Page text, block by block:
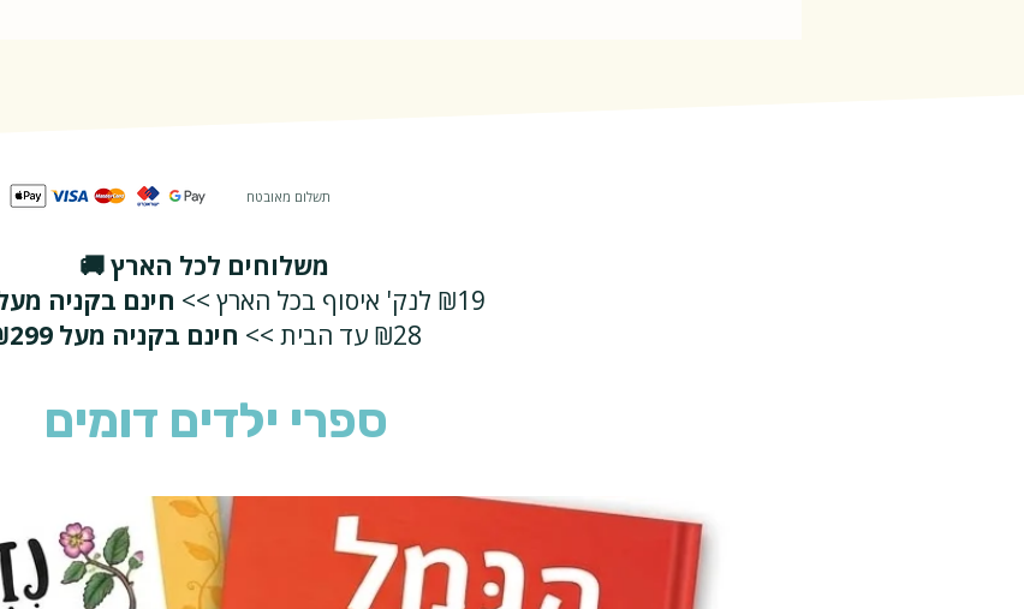
תשלום מאובטח
משלוחים לכל הארץ 🚚
₪19 לנק' איסוף בכל הארץ >>
חינם בקניה מעל
₪28 עד הבית >>
חינם בקניה מעל ₪299
ספרי ילדים דומים